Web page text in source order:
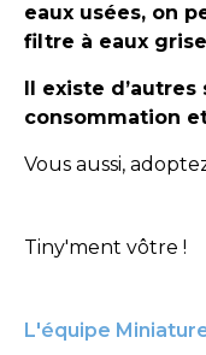
eaux usées, on
filtre à eaux
Il existe
consommation
Vous aussi,
Tiny'ment vôtre !
L'équipe